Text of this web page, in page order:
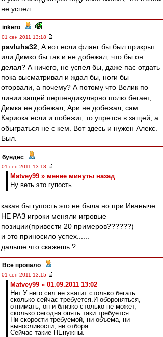
не успел.
inkero -
01 сен 2011 13:18
pavluha32 , А вот если фланг бы был прикрыт
или Димко бы так и не добежал, что бы он
делал? А ничего, не успел бы, даже пас отдать
пока высматривал и ждал бы, ноги бы
оторвали, а почему? А потому что Велик по
линии защей перпендикулярно полю бегает,
Димка не добежал, Ари не добежал, сам
Кариока если и побежит, то упрется в защей, а
обыграться не с кем. Вот здесь и нужен Алекс.
Был.
бундес -
01 сен 2011 13:18
Matvey99 » менее минуты назад
Ну веть это гупость.
какая бы гупость это не была но при Иваныче
НЕ РАЗ игроки меняли игровые
позиции(привести 20 примеров??????)
и это приносило успех......
дальше что скажешь ?
Все пропало -
01 сен 2011 13:15
Matvey99 » 01.09.2011 13:02
Нет.У него сил не хватит столько бегать
сколько сейчас требуется.И обороняться,
отнимать, он и близко столько не может,
сколько сегодня опять таки требуется.
Ни скорости требуемой, ни объема, ни
выносливости, ни отбора.
Сейчас такие НЕнужны.